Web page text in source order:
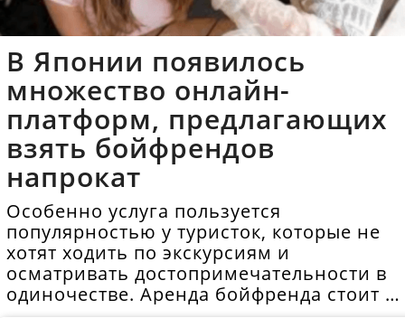
В Японии появилось
множество онлайн-
платформ, предлагающих
взять бойфрендов
напрокат
Особенно услуга пользуется
популярностью у туристок, которые не
хотят ходить по экскурсиям и
осматривать достопримечательности в
одиночестве. Аренда бойфренда стоит в